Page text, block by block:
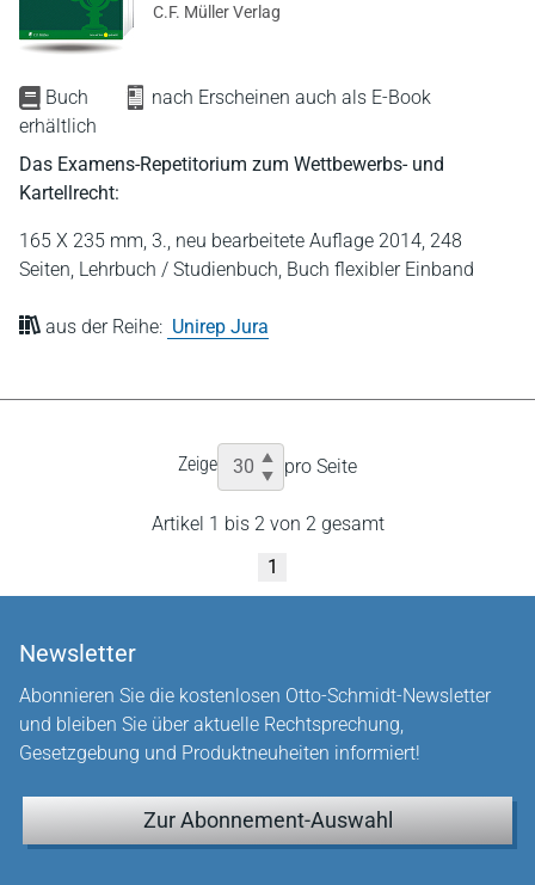
Buch
nach Erscheinen auch als E-Book
erhältlich
Das Examens-Repetitorium zum Wettbewerbs- und
Kartellrecht:
165 X 235 mm, 3., neu bearbeitete Auflage 2014, 248
Seiten, Lehrbuch / Studienbuch, Buch flexibler Einband
aus der Reihe: Unirep Jura
C.F. Müller Verlag
Zeige pro Seite
Artikel 1 bis 2 von 2 gesamt
1
Newsletter
Abonnieren Sie die kostenlosen Otto-Schmidt-Newsletter
und bleiben Sie über aktuelle Rechtsprechung,
Gesetzgebung und Produktneuheiten informiert!
Zur Abonnement-Auswahl